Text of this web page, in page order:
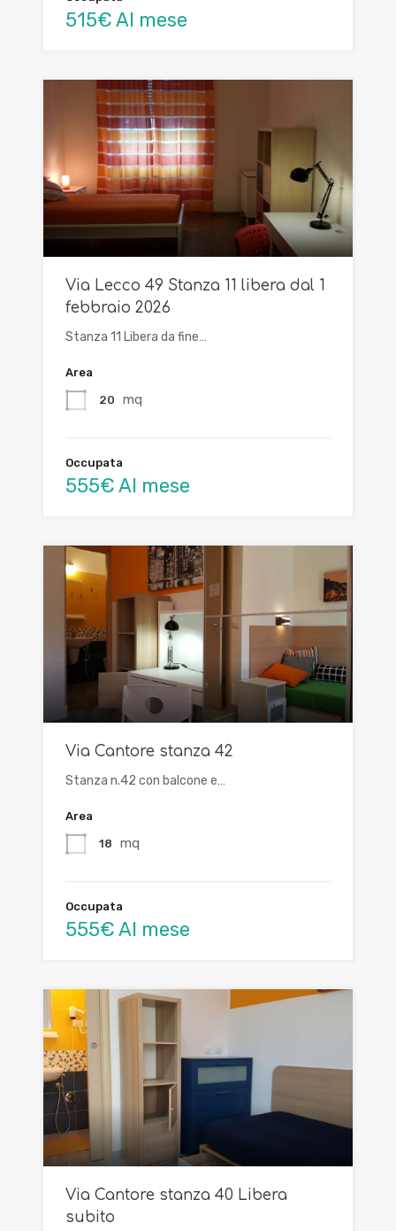
515€ Al mese
Via Lecco 49 Stanza 11 libera dal 1
febbraio 2026
Stanza 11 Libera da fine…
Area
20 mq
Occupata
555€ Al mese
Via Cantore stanza 42
Stanza n.42 con balcone e…
Area
18 mq
Occupata
555€ Al mese
Via Cantore stanza 40 Libera
subito